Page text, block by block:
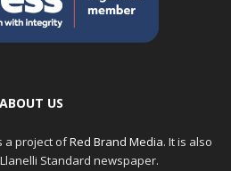
ABOUT US
a project ofRed Brand Media. It is also
Standard newspaper.